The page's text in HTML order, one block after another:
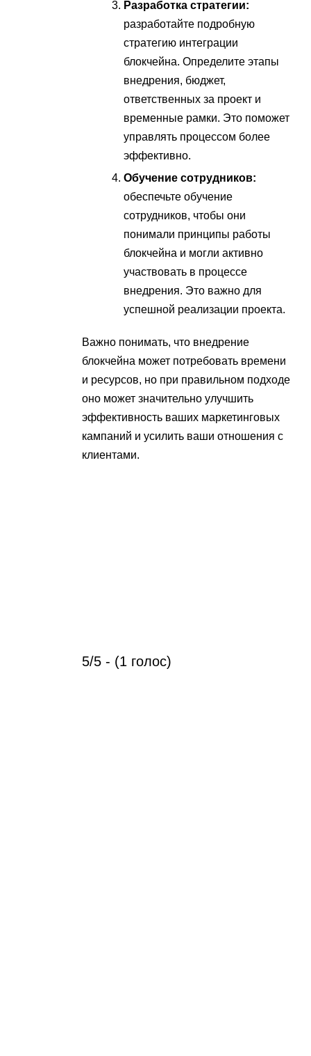
Разработка стратегии:
разработайте подробную
стратегию интеграции
блокчейна. Определите этапы
внедрения, бюджет,
ответственных за проект и
временные рамки. Это поможет
управлять процессом более
эффективно.
Обучение сотрудников:
обеспечьте обучение
сотрудников, чтобы они
понимали принципы работы
блокчейна и могли активно
участвовать в процессе
внедрения. Это важно для
успешной реализации проекта.
Важно понимать, что внедрение
блокчейна может потребовать времени
и ресурсов, но при правильном подходе
оно может значительно улучшить
эффективность ваших маркетинговых
кампаний и усилить ваши отношения с
клиентами.
5/5 - (1 голос)